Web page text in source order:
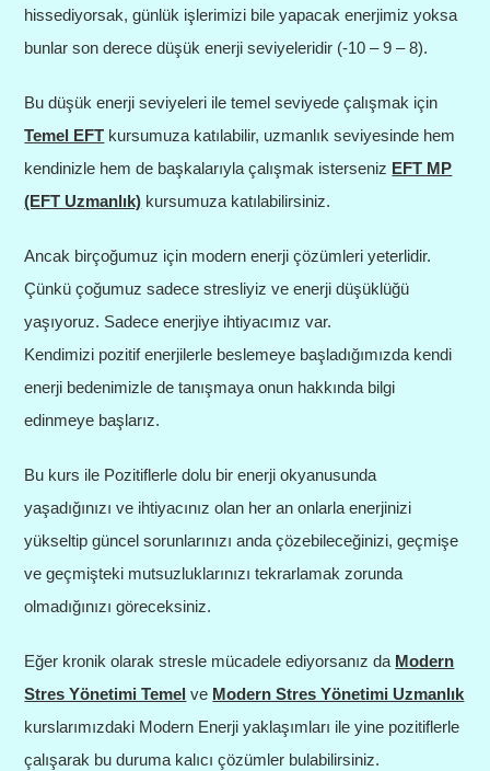
hissediyorsak, günlük işlerimizi bile yapacak enerjimiz yoksa
bunlar son derece düşük enerji seviyeleridir (-10 – 9 – 8).
Bu düşük enerji seviyeleri ile temel seviyede çalışmak için
Temel EFT kursumuza katılabilir, uzmanlık seviyesinde hem
kendinizle hem de başkalarıyla çalışmak isterseniz EFT MP
(EFT Uzmanlık) kursumuza katılabilirsiniz.
Ancak birçoğumuz için modern enerji çözümleri yeterlidir.
Çünkü çoğumuz sadece stresliyiz ve enerji düşüklüğü
yaşıyoruz. Sadece enerjiye ihtiyacımız var.
Kendimizi pozitif enerjilerle beslemeye başladığımızda kendi
enerji bedenimizle de tanışmaya onun hakkında bilgi
edinmeye başlarız.
Bu kurs ile Pozitiflerle dolu bir enerji okyanusunda
yaşadığınızı ve ihtiyacınız olan her an onlarla enerjinizi
yükseltip güncel sorunlarınızı anda çözebileceğinizi, geçmişe
ve geçmişteki mutsuzluklarınızı tekrarlamak zorunda
olmadığınızı göreceksiniz.
Eğer kronik olarak stresle mücadele ediyorsanız da Modern
Stres Yönetimi Temel ve Modern Stres Yönetimi Uzmanlık
kurslarımızdaki Modern Enerji yaklaşımları ile yine pozitiflerle
çalışarak bu duruma kalıcı çözümler bulabilirsiniz.